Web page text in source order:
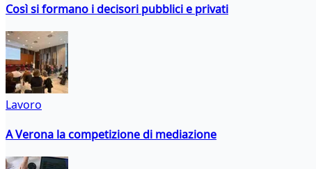
Così si formano i decisori pubblici e privati
Lavoro
A Verona la competizione di mediazione